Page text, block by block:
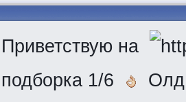
Приветствую на
подборка 1/6